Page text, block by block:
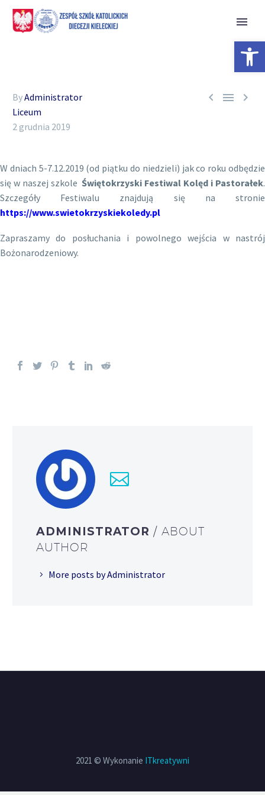
  
ByAdministrator
Liceum
2 grudnia 2019
W dniach 5-7.12.2019 (od piątku do niedzieli) jak co roku odbędzie
się w naszej szkoleŚwiętokrzyski Festiwal Kolęd i Pastorałek.
Szczegóły Festiwalu znajdują się na stronie
https://www.swietokrzyskiekoledy.pl
Zapraszamy do posłuchania i powolnego wejścia w nastrój
Bożonarodzeniowy.
ADMINISTRATOR/ ABOUT
AUTHOR
More posts by Administrator
2021 © Wykonanie ITkreatywni